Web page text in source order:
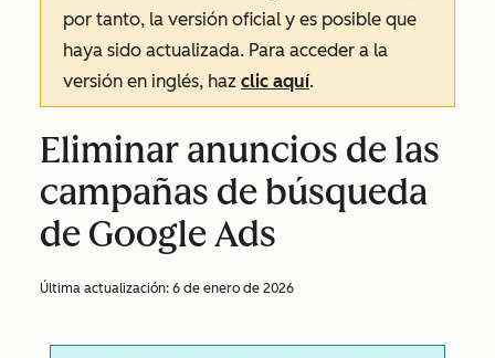
por tanto, la versión oficial y es posible que
haya sido actualizada. Para acceder a la
versión en inglés, haz clic aquí.
Eliminar anuncios de las
campañas de búsqueda
de Google Ads
Última actualización: 6 de enero de 2026